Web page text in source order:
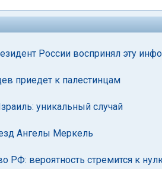
России воспринял эту
приедет к палестинцам
уникальный случай
Ангелы Меркель
РФ: вероятность стремится к